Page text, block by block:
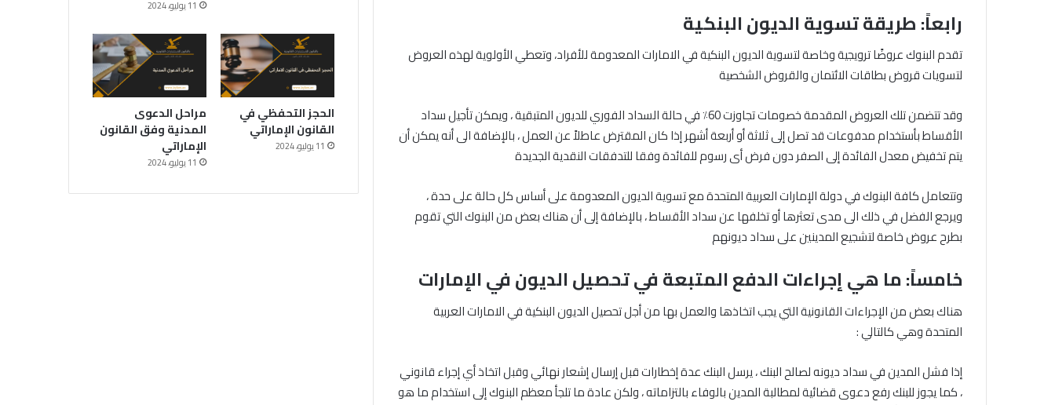
رابعاً: طريقة تسوية الديون البنكية
تقدم البنوك عروضًا ترويجية وخاصة لتسوية الديون البنكية في الامارات المعدومة للأفراد، وتعطي الأولوية لهذه العروض
لتسويات قروض بطاقات الائتمان والقروض الشخصية
وقد تتضمن تلك العروض المقدمة خصومات تجاوزت 60٪ في حالة السداد الفوري للديون المتبقية ، ويمكن تأجيل سداد
الأقساط بأستخدام مدفوعات قد تصل إلى ثلاثة أو أربعة أشهر إذا كان المقترض عاطلاً عن العمل ، بالإضافة الى أنه يمكن أن
يتم تخفيض معدل الفائدة إلى الصفر دون فرض أى رسوم للفائدة وفقا للتدفقات النقدية الجديدة
وتتعامل كافة البنوك في دولة الإمارات العربية المتحدة مع تسوية الديون المعدومة على أساس كل حالة على حدة ،
ويرجع الفضل في ذلك الى مدى تعثرها أو تخلفها عن سداد الأقساط ، بالإضافة إلى أن هناك بعض من البنوك التي تقوم
بطرح عروض خاصة لتشجيع المدينين على سداد ديونهم
خامساً: ما هي إجراءات الدفع المتبعة في تحصيل الديون في الإمارات
هناك بعض من الإجراءات القانونية التي يجب اتخاذها والعمل بها من أجل تحصيل الديون البنكية في الامارات العربية
المتحدة وهي كالتالي :
إذا فشل المدين في سداد ديونه لصالح البنك ، يرسل البنك عدة إخطارات قبل إرسال إشعار نهائي وقبل اتخاذ أي إجراء قانوني
، كما يجوز للبنك رفع دعوى قضائية لمطالبة المدين بالوفاء بالتزاماته ، ولكن عادة ما تلجأ معظم البنوك إلى استخدام ما هو
11 يوليو، 2024
الحجز التحفظي في
القانون الإماراتي
11 يوليو، 2024
مراحل الدعوى
المدنية وفق القانون
الإماراتي
11 يوليو، 2024